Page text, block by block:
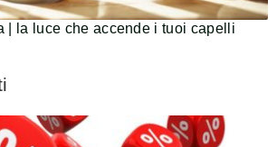
| la luce che accende i tuoi capelli